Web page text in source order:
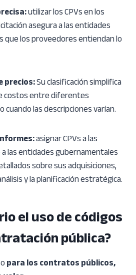
utilizar los CPVs en los
asegura a las entidades
que los proveedores entiendan lo
precios:Su clasificación simplifica
costos entre diferentes
las descripciones varían.
asignar CPVs a las
las entidades gubernamentales
sobre sus adquisiciones,
y la planificación estratégica.
el uso de códigos
pública?
para los contratos públicos,